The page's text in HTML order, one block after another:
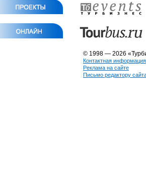
© 1998 — 2026
Контактная информация
Реклама на сайте
Письмо редактору